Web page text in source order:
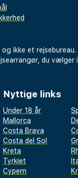
og ikke et
du vælger
Nyttige links
Under 18 år
Mallorca
Costa Brava
Costa del Sol
Kreta
Tyrkiet
Cypern